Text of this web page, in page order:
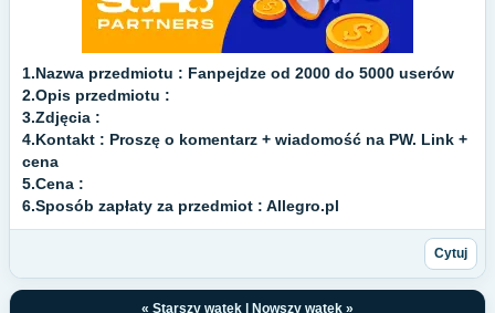
1.Nazwa przedmiotu : Fanpejdze od 2000 do 5000 userów
2.Opis przedmiotu :
3.Zdjęcia :
4.Kontakt : Proszę o komentarz + wiadomość na PW. Link +
cena
5.Cena :
6.Sposób zapłaty za przedmiot : Allegro.pl
Cytuj
« Starszy wątek Nowszy wątek »